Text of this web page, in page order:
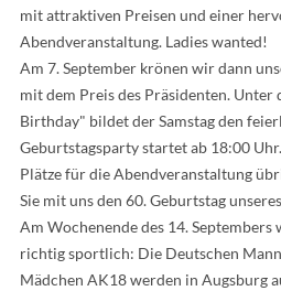
mit attraktiven Preisen und einer
Abendveranstaltung. Ladies wanted!
Am 7. September krönen wir dann
mit dem Preis des Präsidenten.
Birthday" bildet der Samstag den
Geburtstagsparty startet ab 18:00
Plätze für die Abendveranstaltung
Sie mit uns den 60. Geburtstag
Am Wochenende des 14.
richtig sportlich: Die Deutschen
Mädchen AK18 werden in Augsburg